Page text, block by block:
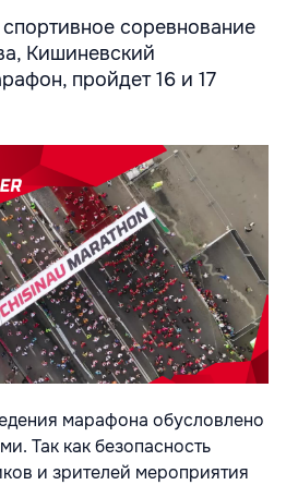
соревнование
Кишиневский
пройдет 16 и 17
марафона обусловлено
Так как безопасность
и зрителей мероприятия